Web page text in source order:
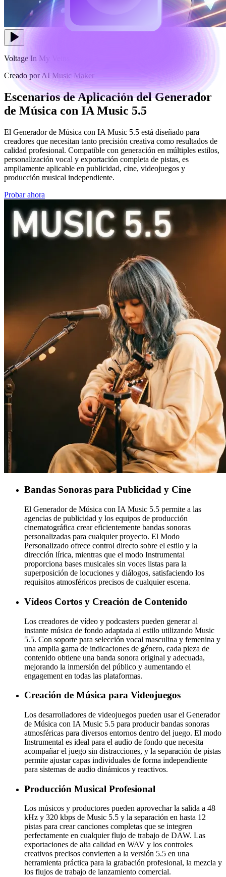
Voltage In My Veins
Creado por AI Music Maker
Escenarios de Aplicación del Generador
de Música con IA Music 5.5
El Generador de Música con IA Music 5.5 está diseñado para
creadores que necesitan tanto precisión creativa como resultados de
calidad profesional. Compatible con generación en múltiples estilos,
personalización vocal y exportación completa de pistas, es
ampliamente aplicable en publicidad, cine, videojuegos y
producción musical independiente.
Probar ahora
Bandas Sonoras para Publicidad y Cine
El Generador de Música con IA Music 5.5 permite a las
agencias de publicidad y los equipos de producción
cinematográfica crear eficientemente bandas sonoras
personalizadas para cualquier proyecto. El Modo
Personalizado ofrece control directo sobre el estilo y la
dirección lírica, mientras que el modo Instrumental
proporciona bases musicales sin voces listas para la
superposición de locuciones y diálogos, satisfaciendo los
requisitos atmosféricos precisos de cualquier escena.
Vídeos Cortos y Creación de Contenido
Los creadores de vídeo y podcasters pueden generar al
instante música de fondo adaptada al estilo utilizando Music
5.5. Con soporte para selección vocal masculina y femenina y
una amplia gama de indicaciones de género, cada pieza de
contenido obtiene una banda sonora original y adecuada,
mejorando la inmersión del público y aumentando el
engagement en todas las plataformas.
Creación de Música para Videojuegos
Los desarrolladores de videojuegos pueden usar el Generador
de Música con IA Music 5.5 para producir bandas sonoras
atmosféricas para diversos entornos dentro del juego. El modo
Instrumental es ideal para el audio de fondo que necesita
acompañar el juego sin distracciones, y la separación de pistas
permite ajustar capas individuales de forma independiente
para sistemas de audio dinámicos y reactivos.
Producción Musical Profesional
Los músicos y productores pueden aprovechar la salida a 48
kHz y 320 kbps de Music 5.5 y la separación en hasta 12
pistas para crear canciones completas que se integren
perfectamente en cualquier flujo de trabajo de DAW. Las
exportaciones de alta calidad en WAV y los controles
creativos precisos convierten a la versión 5.5 en una
herramienta práctica para la grabación profesional, la mezcla y
los flujos de trabajo de lanzamiento comercial.